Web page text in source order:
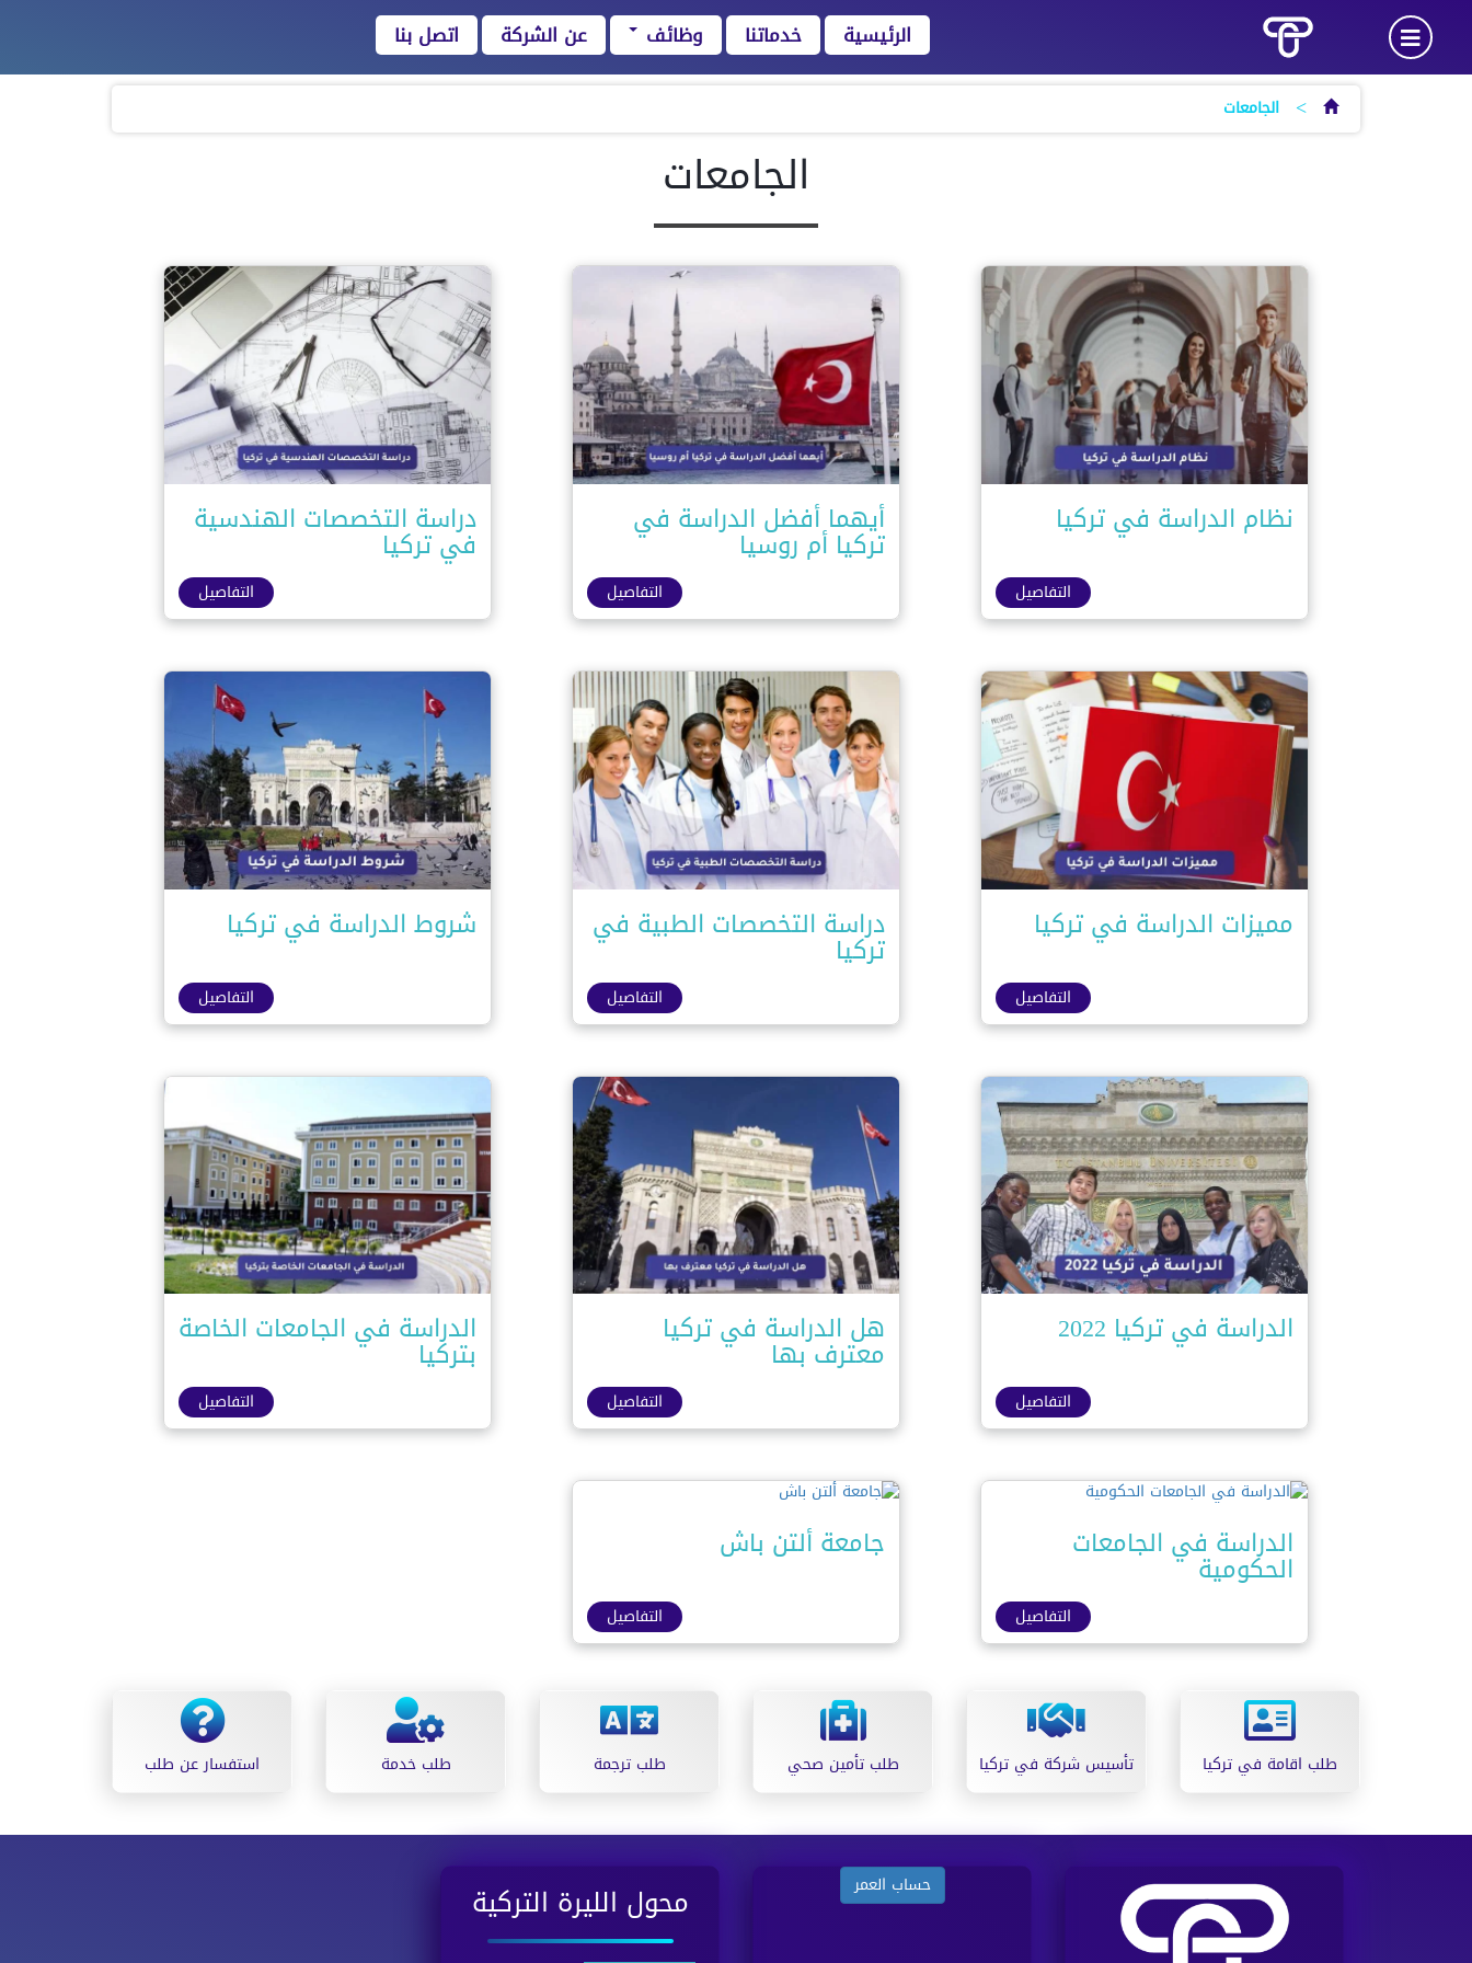
الرئيسية خدماتنا وظائف عن الشركة اتصل بنا
> الجامعات
الجامعات
نظام الدراسة في تركيا
التفاصيل
أيهما أفضل الدراسة في
تركيا أم روسيا
التفاصيل
دراسة التخصصات الهندسية
في تركيا
التفاصيل
مميزات الدراسة في تركيا
التفاصيل
دراسة التخصصات الطبية في
تركيا
التفاصيل
شروط الدراسة في تركيا
التفاصيل
الدراسة في تركيا 2022
التفاصيل
هل الدراسة في تركيا
معترف بها
التفاصيل
الدراسة في الجامعات الخاصة
بتركيا
التفاصيل
الدراسة في الجامعات
الحكومية
التفاصيل
جامعة ألتن باش
التفاصيل
طلب اقامة في تركيا تأسيس شركة في تركيا طلب تأمين صحي طلب ترجمة طلب خدمة استفسار عن طلب
حساب العمر محول الليرة التركية